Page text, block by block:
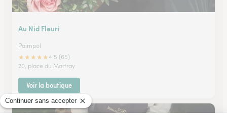
Au Nid Fleuri
Paimpol
★★★★★4.5 (65)
20, place du Martray
Voir la boutique